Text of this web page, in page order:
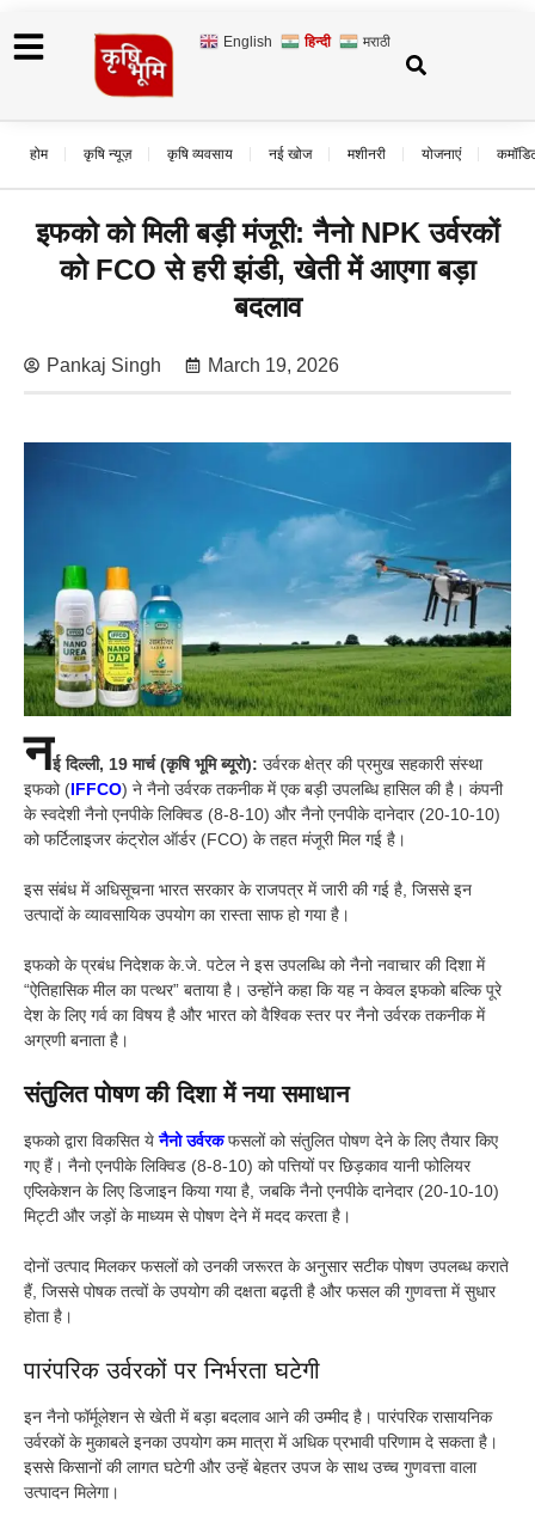
English हिन्दी मराठी
होम कृषि न्यूज़ कृषि व्यवसाय नई खोज मशीनरी योजनाएं
इफको को मिली बड़ी मंजूरी: नैनो NPK उर्वरकों
को FCO से हरी झंडी, खेती में आएगा बड़ा
बदलाव
Pankaj Singh March 19, 2026
नई दिल्ली, 19 मार्च (कृषि भूमि ब्यूरो): उर्वरक क्षेत्र की प्रमुख सहकारी संस्था
इफको (IFFCO) ने नैनो उर्वरक तकनीक में एक बड़ी उपलब्धि हासिल की है। कंपनी
के स्वदेशी नैनो एनपीके लिक्विड (8-8-10) और नैनो एनपीके दानेदार (20-10-10)
को फर्टिलाइजर कंट्रोल ऑर्डर (FCO) के तहत मंजूरी मिल गई है।
इस संबंध में अधिसूचना भारत सरकार के राजपत्र में जारी की गई है, जिससे इन
उत्पादों के व्यावसायिक उपयोग का रास्ता साफ हो गया है।
इफको के प्रबंध निदेशक के.जे. पटेल ने इस उपलब्धि को नैनो नवाचार की दिशा में
“ऐतिहासिक मील का पत्थर” बताया है। उन्होंने कहा कि यह न केवल इफको बल्कि पूरे
देश के लिए गर्व का विषय है और भारत को वैश्विक स्तर पर नैनो उर्वरक तकनीक में
अग्रणी बनाता है।
संतुलित पोषण की दिशा में नया समाधान
इफको द्वारा विकसित येनैनो उर्वरकफसलों को संतुलित पोषण देने के लिए तैयार किए
गए हैं। नैनो एनपीके लिक्विड (8-8-10) को पत्तियों पर छिड़काव यानी फोलियर
एप्लिकेशन के लिए डिजाइन किया गया है, जबकि नैनो एनपीके दानेदार (20-10-10)
मिट्टी और जड़ों के माध्यम से पोषण देने में मदद करता है।
दोनों उत्पाद मिलकर फसलों को उनकी जरूरत के अनुसार सटीक पोषण उपलब्ध कराते
हैं, जिससे पोषक तत्वों के उपयोग की दक्षता बढ़ती है और फसल की गुणवत्ता में सुधार
होता है।
पारंपरिक उर्वरकों पर निर्भरता घटेगी
इन नैनो फॉर्मूलेशन से खेती में बड़ा बदलाव आने की उम्मीद है। पारंपरिक रासायनिक
उर्वरकों के मुकाबले इनका उपयोग कम मात्रा में अधिक प्रभावी परिणाम दे सकता है।
इससे किसानों की लागत घटेगी और उन्हें बेहतर उपज के साथ उच्च गुणवत्ता वाला
उत्पादन मिलेगा।